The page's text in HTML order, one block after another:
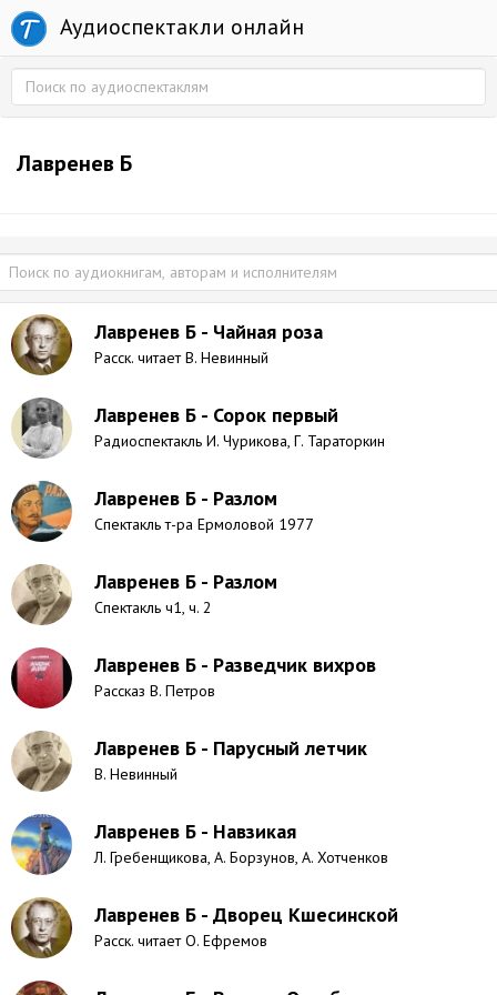
Аудиоспектакли онлайн
Лавренев Б
Лавренев Б - Чайная роза
Расск. читает В. Невинный
Лавренев Б - Сорок первый
Радиоспектакль И. Чурикова, Г. Тараторкин
Лавренев Б - Разлом
Спектакль т-ра Ермоловой 1977
Лавренев Б - Разлом
Спектакль ч1, ч. 2
Лавренев Б - Разведчик вихров
Рассказ В. Петров
Лавренев Б - Парусный летчик
В. Невинный
Лавренев Б - Навзикая
Л. Гребенщикова, А. Борзунов, А. Хотченков
Лавренев Б - Дворец Кшесинской
Расск. читает О. Ефремов